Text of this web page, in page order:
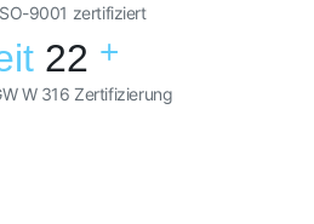
9001 zertifiziert
22 +
W 316 Zertifizierung